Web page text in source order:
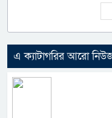
এ ক্যাটাগরির আরো